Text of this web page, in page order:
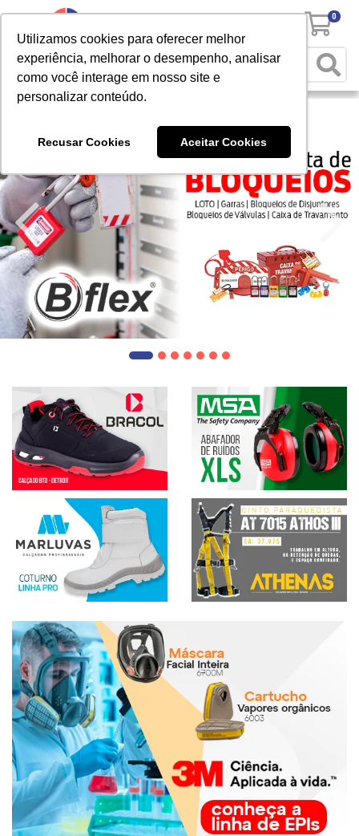
Utilizamos cookies para oferecer melhor
experiência, melhorar o desempenho, analisar
como você interage em nosso site e
personalizar conteúdo.
Recusar Cookies Aceitar Cookies
0